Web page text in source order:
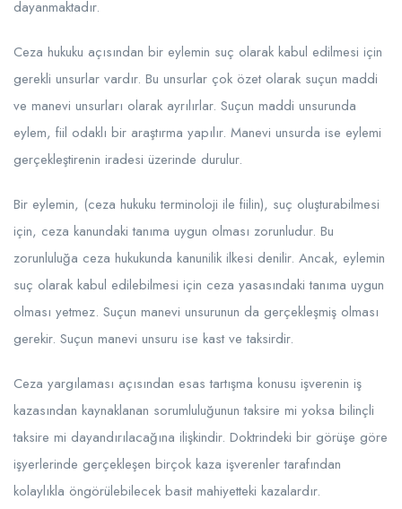
dayanmaktadır.
Ceza hukuku açısından bir eylemin suç olarak kabul edilmesi için
gerekli unsurlar vardır. Bu unsurlar çok özet olarak suçun maddi
ve manevi unsurları olarak ayrılırlar. Suçun maddi unsurunda
eylem, fiil odaklı bir araştırma yapılır. Manevi unsurda ise eylemi
gerçekleştirenin iradesi üzerinde durulur.
Bir eylemin, (ceza hukuku terminoloji ile fiilin), suç oluşturabilmesi
için, ceza kanundaki tanıma uygun olması zorunludur. Bu
zorunluluğa ceza hukukunda kanunilik ilkesi denilir. Ancak, eylemin
suç olarak kabul edilebilmesi için ceza yasasındaki tanıma uygun
olması yetmez. Suçun manevi unsurunun da gerçekleşmiş olması
gerekir. Suçun manevi unsuru ise kast ve taksirdir.
Ceza yargılaması açısından esas tartışma konusu işverenin iş
kazasından kaynaklanan sorumluluğunun taksire mi yoksa bilinçli
taksire mi dayandırılacağına ilişkindir. Doktrindeki bir görüşe göre
işyerlerinde gerçekleşen birçok kaza işverenler tarafından
kolaylıkla öngörülebilecek basit mahiyetteki kazalardır.